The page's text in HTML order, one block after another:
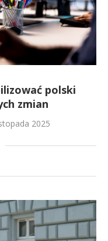
polski
zmian
2025